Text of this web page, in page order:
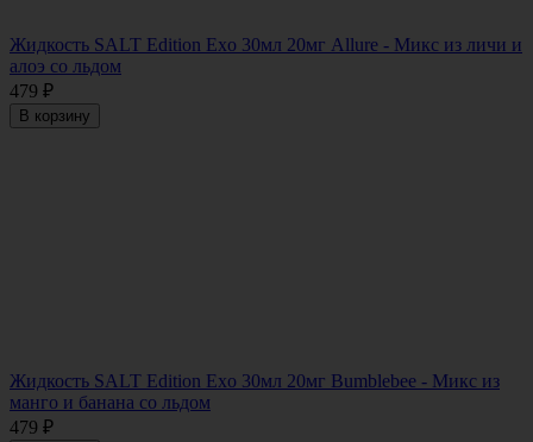
Жидкость SALT Edition Exo 30мл 20мг Allure - Микс из личи и
алоэ со льдом
479 ₽
В корзину
Жидкость SALT Edition Exo 30мл 20мг Bumblebee - Микс из
манго и банана со льдом
479 ₽